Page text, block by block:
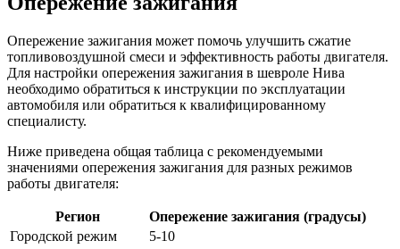
Опережение зажигания может помочь улучшить сжатие
топливовоздушной смеси и эффективность работы двигателя.
Для настройки опережения зажигания в шевроле Нива
необходимо обратиться к инструкции по эксплуатации
автомобиля или обратиться к квалифицированному
специалисту.
Ниже приведена общая таблица с рекомендуемыми
значениями опережения зажигания для разных режимов
работы двигателя:
Регион
Опережение зажигания (градусы)
Городской режим
5-10